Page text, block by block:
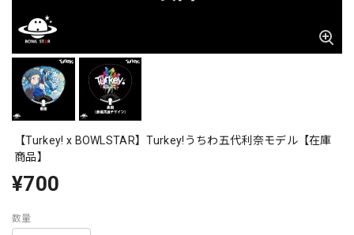
【Turkey! x BOWLSTAR】Turkey!うちわ五代利奈モデル【在庫
商品】
¥700
数量